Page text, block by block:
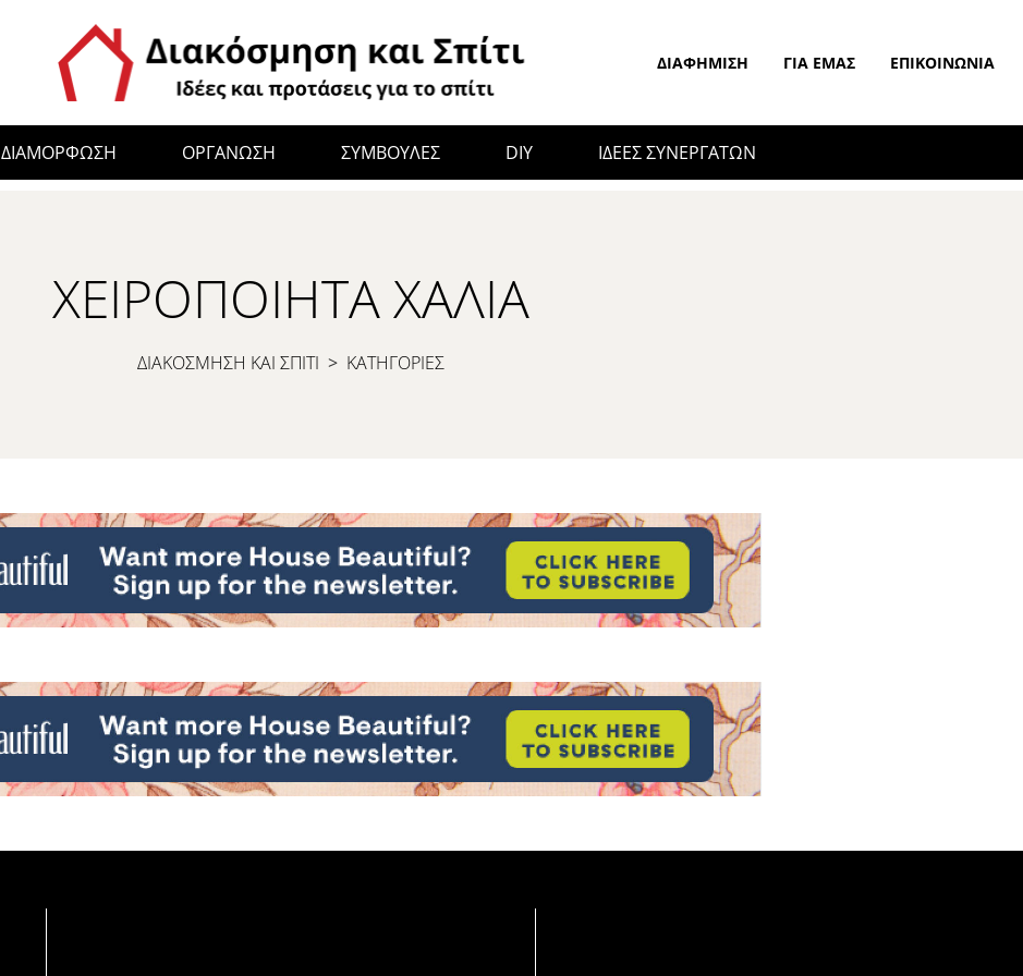
ΔΙΑΦΉΜΙΣΗ ΓΙΑ ΕΜΆΣ ΕΠΙΚΟΙΝΩΝΊΑ
ΔΙΑΜΟΡΦΩΣΗ ΟΡΓΑΝΩΣΗ ΣΥΜΒΟΥΛΕΣ DIY ΙΔΕΕΣ ΣΥΝΕΡΓΑΤΩΝ
ΧΕΙΡΟΠΟΊΗΤΑ ΧΑΛΙΆ
ΔΙΑΚΟΣΜΗΣΗ ΚΑΙ ΣΠΙΤΙ > ΚΑΤΗΓΟΡΙΕΣ